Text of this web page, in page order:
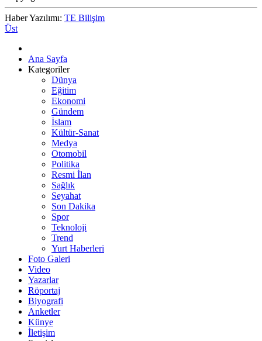
Haber Yazılımı: TE Bilişim
Üst
Ana Sayfa
Kategoriler
Dünya
Eğitim
Ekonomi
Gündem
İslam
Kültür-Sanat
Medya
Otomobil
Politika
Resmi İlan
Sağlık
Seyahat
Son Dakika
Spor
Teknoloji
Trend
Yurt Haberleri
Foto Galeri
Video
Yazarlar
Röportaj
Biyografi
Anketler
Künye
İletişim